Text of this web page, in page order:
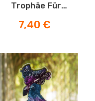
Trophäe Für
Preis
7,40 €